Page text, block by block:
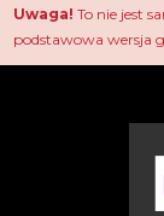
Uwaga! To nie jest
podstawowa wersja